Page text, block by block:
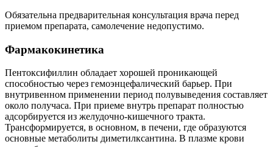
Обязательна предварительная консультация врача перед
приемом препарата, самолечение недопустимо.
Фармакокинетика
Пентоксифиллин обладает хорошей проникающей
способностью через гемоэнцефалический барьер. При
внутривенном применении период полувыведения составляет
около получаса. При приеме внутрь препарат полностью
адсорбируется из желудочно-кишечного тракта.
Трансформируется, в основном, в печени, где образуются
основные метаболиты диметилксантина. В плазме крови